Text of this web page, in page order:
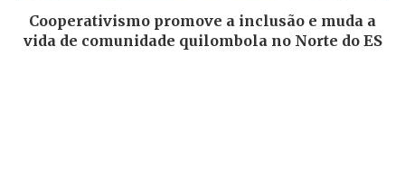
Cooperativismo promove a inclusão e muda a
vida de comunidade quilombola no Norte do ES